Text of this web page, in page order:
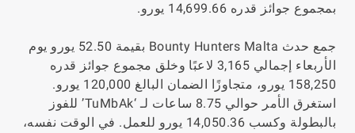
بمجموع جوائز قدره 14,699.66 يورو.
جمع حدث Bounty Hunters Malta بقيمة 52.50 يورو يوم
الأربعاء إجمالي 3,165 لاعبًا وخلق مجموع جوائز قدره
158,250 يورو، متجاوزًا الضمان البالغ 120,000 يورو.
استغرق الأمر حوالي 8.75 ساعات لـ ‘TuMbAk’ للفوز
بالبطولة وكسب 14,050.36 يورو للعمل. في الوقت نفسه،